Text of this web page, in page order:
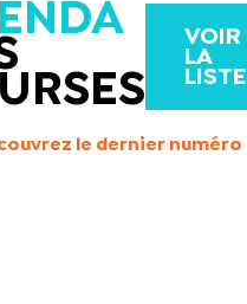
VOIR
LA
LISTE
le dernier numéro